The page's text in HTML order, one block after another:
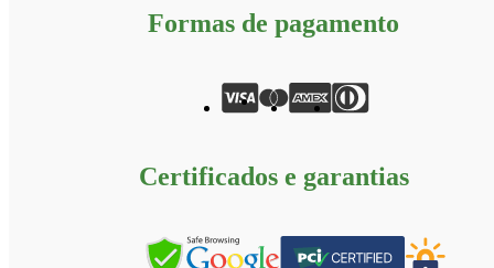
Formas de pagamento
Certificados e garantias